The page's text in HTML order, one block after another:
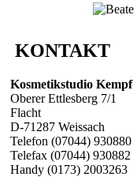
KONTAKT
Kosmetikstudio Kempf
Oberer Ettlesberg 7/1
Flacht
D-71287 Weissach
Telefon (07044) 930880
Telefax (07044) 930882
Handy (0173) 2003263